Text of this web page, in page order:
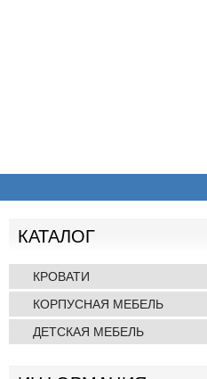
КАТАЛОГ
КРОВАТИ
КОРПУСНАЯ МЕБЕЛЬ
ДЕТСКАЯ МЕБЕЛЬ